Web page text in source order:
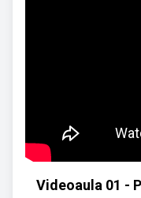
Videoaula 01 -